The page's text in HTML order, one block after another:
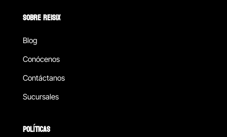
SOBRE REISIX
Blog
Conócenos
Contáctanos
Sucursales
POLÍTICAS